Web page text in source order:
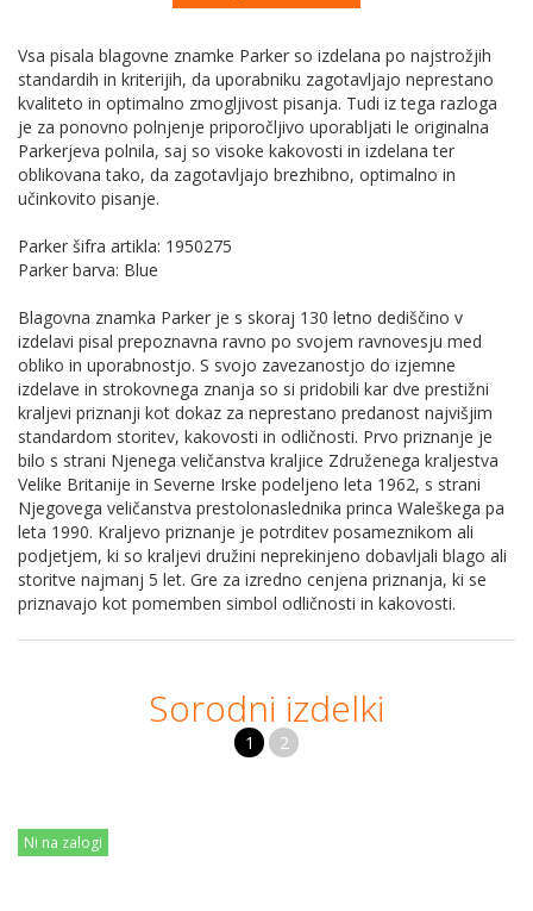
Vsa pisala blagovne znamke Parker so izdelana po najstrožjih
standardih in kriterijih, da uporabniku zagotavljajo neprestano
kvaliteto in optimalno zmogljivost pisanja. Tudi iz tega razloga
je za ponovno polnjenje priporočljivo uporabljati le originalna
Parkerjeva polnila, saj so visoke kakovosti in izdelana ter
oblikovana tako, da zagotavljajo brezhibno, optimalno in
učinkovito pisanje.
Parker šifra artikla: 1950275
Parker barva: Blue
Blagovna znamka Parker je s skoraj 130 letno dediščino v
izdelavi pisal prepoznavna ravno po svojem ravnovesju med
obliko in uporabnostjo. S svojo zavezanostjo do izjemne
izdelave in strokovnega znanja so si pridobili kar dve prestižni
kraljevi priznanji kot dokaz za neprestano predanost najvišjim
standardom storitev, kakovosti in odličnosti. Prvo priznanje je
bilo s strani Njenega veličanstva kraljice Združenega kraljestva
Velike Britanije in Severne Irske podeljeno leta 1962, s strani
Njegovega veličanstva prestolonaslednika princa Waleškega pa
leta 1990. Kraljevo priznanje je potrditev posameznikom ali
podjetjem, ki so kraljevi družini neprekinjeno dobavljali blago ali
storitve najmanj 5 let. Gre za izredno cenjena priznanja, ki se
priznavajo kot pomemben simbol odličnosti in kakovosti.
Sorodni izdelki
1 2
Ni na zalogi